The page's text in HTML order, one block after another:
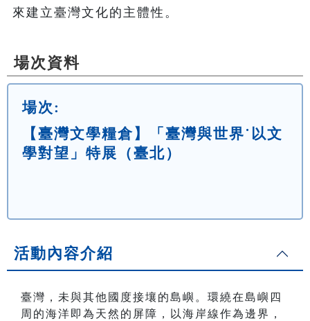
來建立臺灣文化的主體性。
場次資料
場次:
【臺灣文學糧倉】「臺灣與世界˙以文
學對望」特展（臺北）
活動內容介紹
臺灣，未與其他國度接壤的島嶼。環繞在島嶼四
周的海洋即為天然的屏障，以海岸線作為邊界，